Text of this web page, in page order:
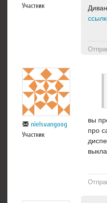
Участник
nielsvangoog
Участник
вы
про